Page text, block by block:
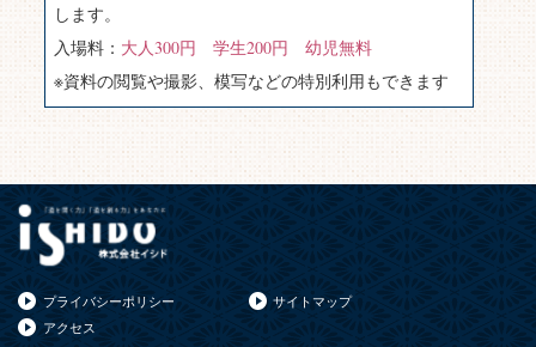
します。
入場料： 大人300円 学生200円 幼児無料
※資料の閲覧や撮影、模写などの特別利用もできます
プライバシーポリシー
サイトマップ
アクセス